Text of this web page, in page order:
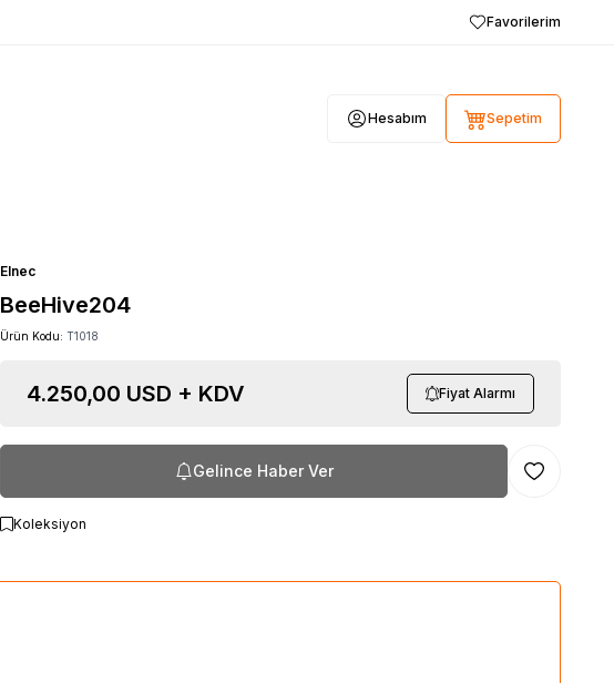
Favorilerim
Hesabım Sepetim
Elnec
BeeHive204
Ürün Kodu: T1018
4.250,00 USD + KDV Fiyat Alarmı
Gelince Haber Ver Favoriye
Koleksiyon